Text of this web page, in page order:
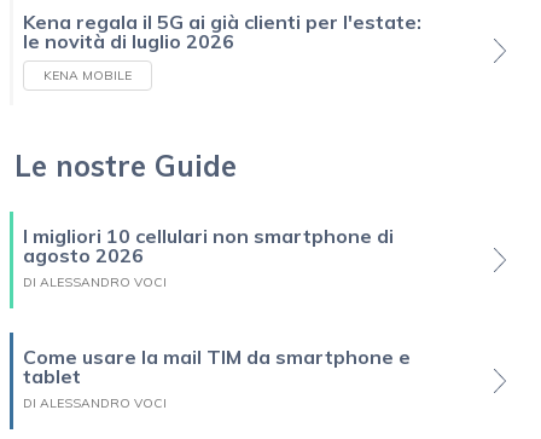
Kena regala il 5G ai già clienti per l'estate:
le novità di luglio 2026
KENA MOBILE
Le nostre Guide
I migliori 10 cellulari non smartphone di
agosto 2026
DI ALESSANDRO VOCI
Come usare la mail TIM da smartphone e
tablet
DI ALESSANDRO VOCI